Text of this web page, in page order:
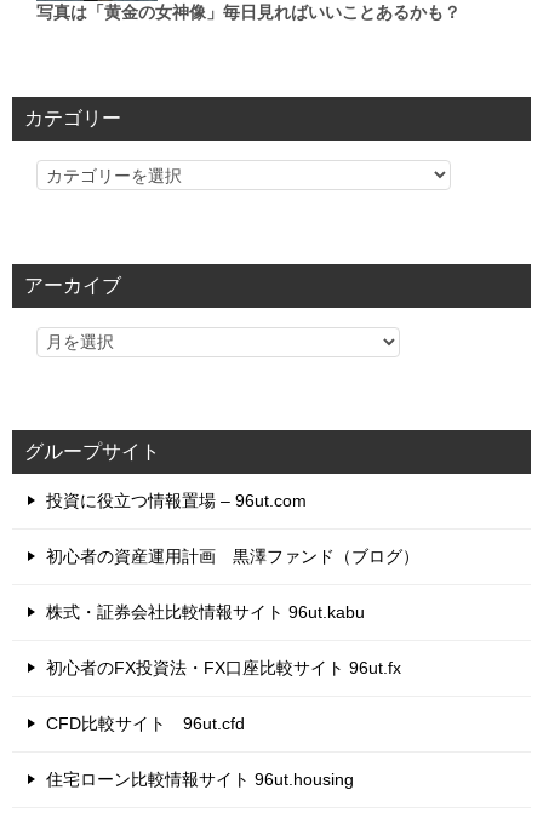
写真は「黄金の女神像」毎日見ればいいことあるかも？
カテゴリー
カ
リ
アーカイブ
グループサイト
投資に役立つ情報置場 – 96ut.com
初心者の資産運用計画 黒澤ファンド（ブログ）
株式・証券会社比較情報サイト 96ut.kabu
初心者のFX投資法・FX口座比較サイト 96ut.fx
CFD比較サイト 96ut.cfd
住宅ローン比較情報サイト 96ut.housing